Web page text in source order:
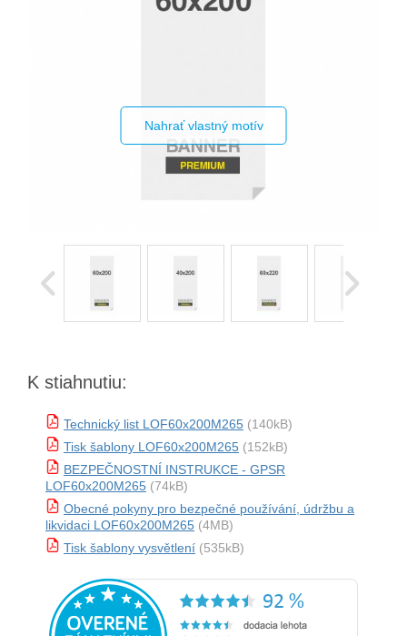
Nahrať vlastný motív
K stiahnutiu:
Technický list LOF60x200M265 (140kB)
Tisk šablony LOF60x200M265 (152kB)
BEZPEČNOSTNÍ INSTRUKCE - GPSR
LOF60x200M265 (74kB)
Obecné pokyny pro bezpečné používání, údržbu a
likvidaci LOF60x200M265 (4MB)
Tisk šablony vysvětlení (535kB)